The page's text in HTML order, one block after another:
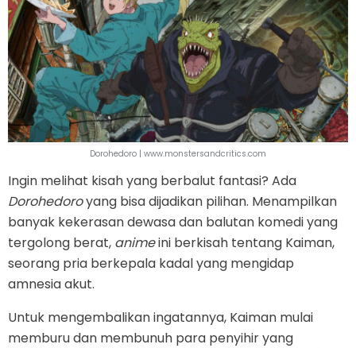
Dorohedoro | www.monstersandcritics.com
Ingin melihat kisah yang berbalut fantasi? Ada
Dorohedoroyang bisa dijadikan pilihan. Menampilkan
banyak kekerasan dewasa dan balutan komedi yang
tergolong berat, animeini berkisah tentang Kaiman,
seorang pria berkepala kadal yang mengidap
amnesia akut.
Untuk mengembalikan ingatannya, Kaiman mulai
memburu dan membunuh para penyihir yang